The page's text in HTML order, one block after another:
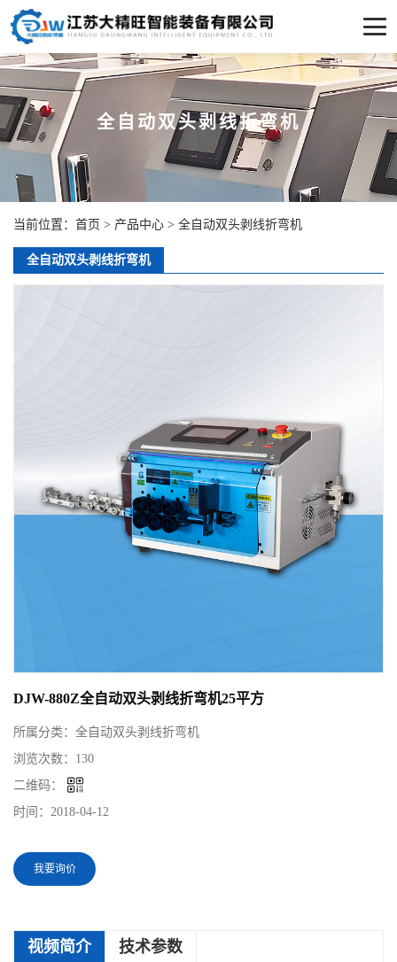
全自动双头剥线折弯机
当前位置： 首页 > 产品中心 > 全自动双头剥线折弯机
全自动双头剥线折弯机
DJW-880Z全自动双头剥线折弯机25平方
所属分类： 全自动双头剥线折弯机
浏览次数： 130
二维码：
时间： 2018-04-12
我要询价
视频简介 技术参数